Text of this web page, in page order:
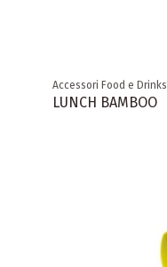
Accessori Food e Drinks
LUNCH BAMBOO